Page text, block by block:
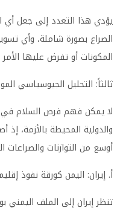
يؤدي هذا التعدد إلى جعل
الصراع بصورة شاملة، وأي
المكونات أو تفرض عليها الأمر
ثالثاً: التحليل الجيوسياسي
لا يمكن فهم فرص السلام في
والدولية المحيطة بالأزمة،
أوسع من التوازنات والصراعات
أ. إيران: اليمن كورقة نفوذ
تنظر إيران إلى الملف اليمني